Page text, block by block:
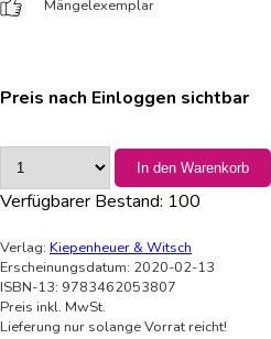
Mängelexemplar
Preis nach Einloggen sichtbar
In den Warenkorb
Verfügbarer Bestand: 100
Verlag: Kiepenheuer & Witsch
Erscheinungsdatum: 2020-02-13
ISBN-13: 9783462053807
Preis inkl. MwSt.
Lieferung nur solange Vorrat reicht!